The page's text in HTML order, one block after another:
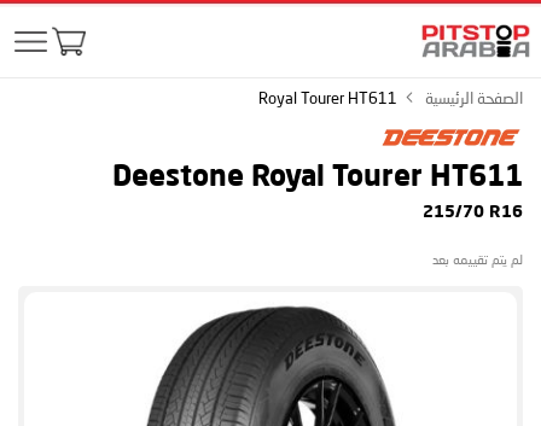
الصفحة الرئيسية Royal Tourer HT611
Deestone Royal Tourer HT611
215/70 R16
لم يتم تقييمه بعد